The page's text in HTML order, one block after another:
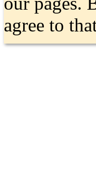
agree to